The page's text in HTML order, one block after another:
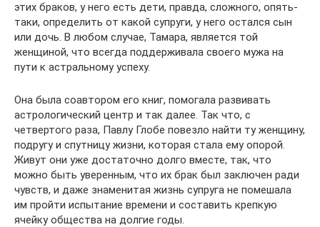
этих браков, у него есть дети, правда, сложного, опять-
таки, определить от какой супруги, у него остался сын
или дочь. В любом случае, Тамара, является той
женщиной, что всегда поддерживала своего мужа на
пути к астральному успеху.
Она была соавтором его книг, помогала развивать
астрологический центр и так далее. Так что, с
четвертого раза, Павлу Глобе повезло найти ту женщину,
подругу и спутницу жизни, которая стала ему опорой.
Живут они уже достаточно долго вместе, так, что
можно быть уверенным, что их брак был заключен ради
чувств, и даже знаменитая жизнь супруга не помешала
им пройти испытание времени и составить крепкую
ячейку общества на долгие годы.